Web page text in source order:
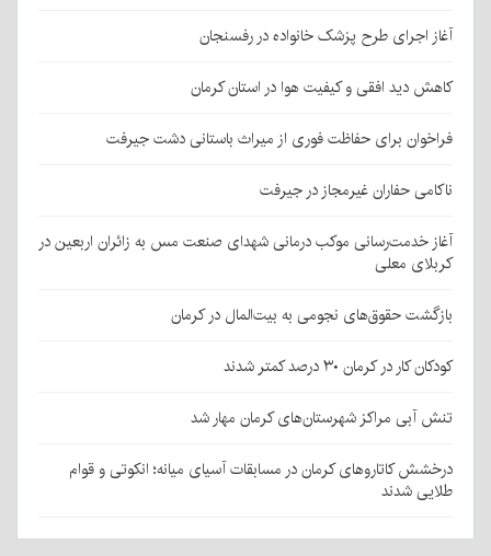
آغاز اجرای طرح پزشک خانواده در رفسنجان
کاهش دید افقی و کیفیت هوا در استان کرمان
فراخوان برای حفاظت فوری از میراث باستانی دشت جیرفت
ناکامی حفاران غیرمجاز در جیرفت
آغاز خدمت‌رسانی موکب درمانی شهدای صنعت مس به زائران اربعین در
کربلای معلی
بازگشت حقوق‌های نجومی به بیت‌المال در کرمان
کودکان کار در کرمان ۳۰ درصد کمتر شدند
تنش آبی مراکز شهرستان‌های کرمان مهار شد
درخشش کاتاروهای کرمان در مسابقات آسیای میانه؛ انکوتی و قوام
طلایی شدند